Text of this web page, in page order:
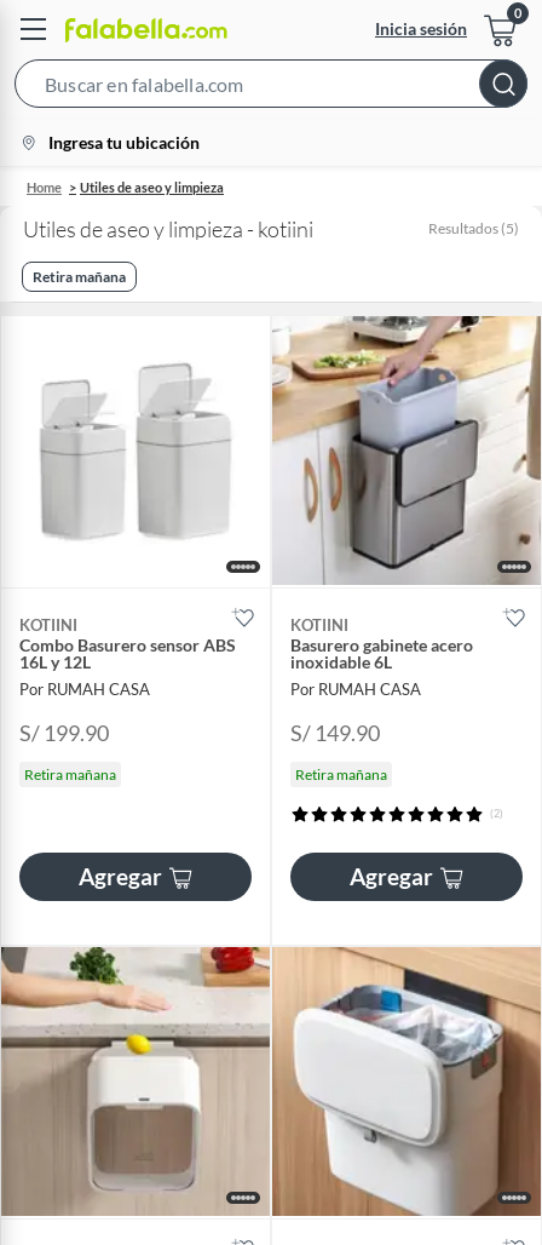
Inicia sesión
Bar
location-
icon
Ingresa tu ubicación
Home Utiles de aseo y limpieza
Utiles de aseo y limpieza - kotiini Resultados (5)
Retira mañana
KOTIINI
Combo Basurero sensor ABS
16L y 12L
Por RUMAH CASA
S/ 199.90
Retira mañana
Agregar
KOTIINI
Basurero gabinete acero
inoxidable 6L
Por RUMAH CASA
S/ 149.90
Retira mañana
(2)
Agregar